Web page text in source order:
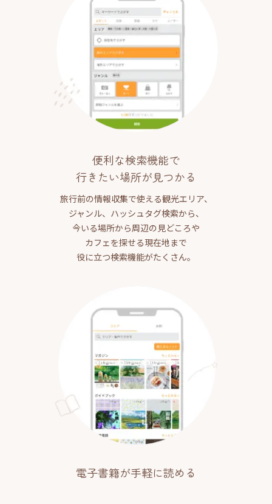
便利な検索機能で
行きたい場所が見つかる
旅行前の情報収集で使える観光エリア、
ジャンル、ハッシュタグ検索から、
今いる場所から周辺の見どころや
カフェを探せる現在地まで
役に立つ検索機能がたくさん。
電子書籍が手軽に読める